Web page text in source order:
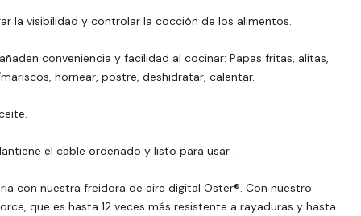
la visibilidad y controlar la cocción de los alimentos.
conveniencia y facilidad al cocinar: Papas fritas, alitas,
hornear, postre, deshidratar, calentar.
el cable ordenado y listo para usar .
con nuestra freidora de aire digital Oster®. Con nuestro
que es hasta 12 veces más resistente a rayaduras y hasta